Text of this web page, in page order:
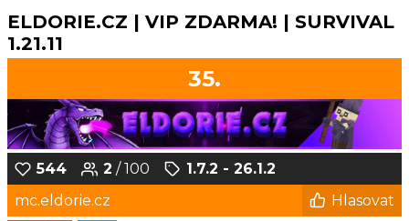
ELDORIE.CZ | VIP ZDARMA! | SURVIVAL
1.21.11
35.
544 2 / 100
1.7.2 - 26.1.2
mc.eldorie.cz
Hlasovat